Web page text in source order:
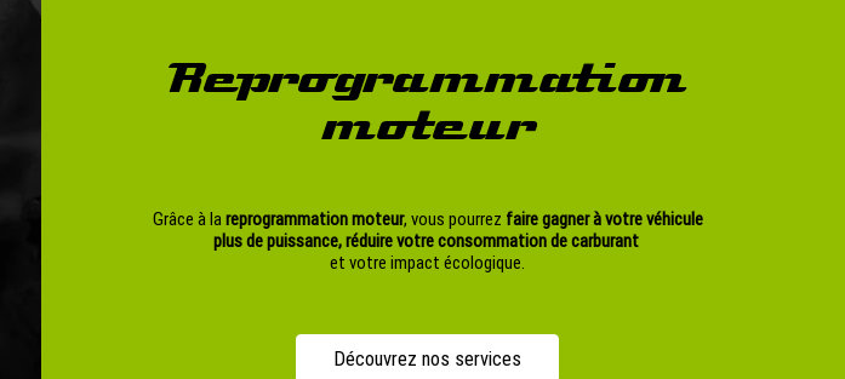
Reprogrammation
moteur
Grâce à lareprogrammation moteur, vous pourrez faire gagner à votre véhicule
plus de puissance,réduire votre consommation de carburant
et votre impact écologique.
Découvrez nos services